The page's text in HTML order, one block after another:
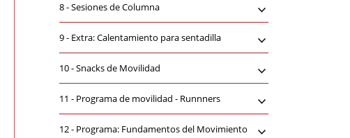
8 -Sesiones de Columna
9 - Extra: Calentamiento para sentadilla
10 -Snacks de Movilidad
11 - Programa de movilidad - Runnners
12 - Programa: Fundamentos del Movimiento